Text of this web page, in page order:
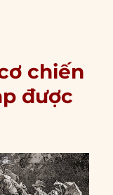
chiến
được